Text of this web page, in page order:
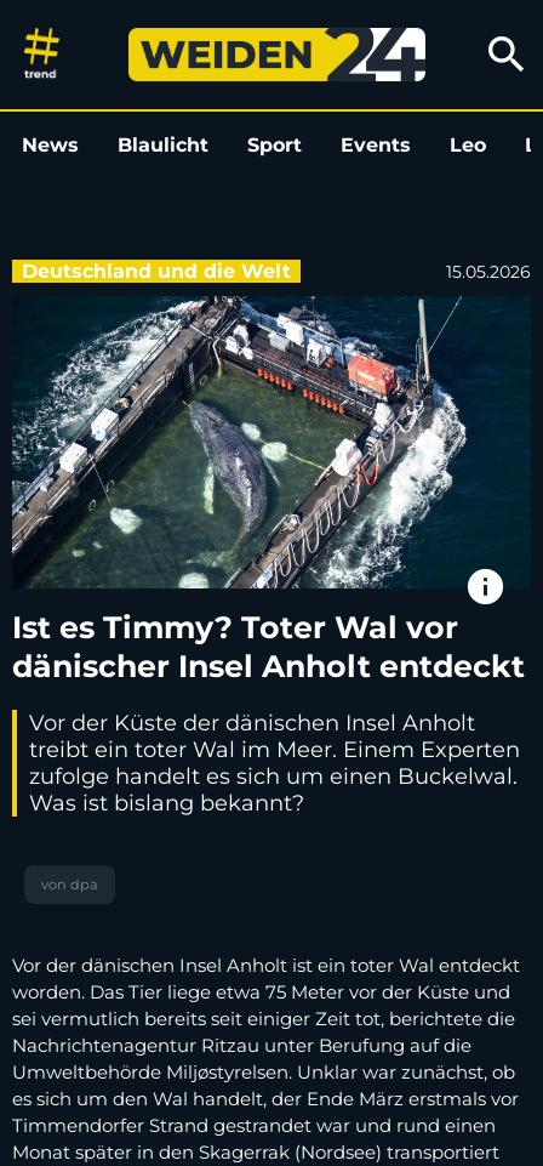
Ist es Timmy? Toter Wal vor
search
News Blaulicht Sport Events Leo
Deutschland und die Welt 15.05.2026
info
Ist es Timmy? Toter Wal vor
dänischer Insel Anholt entdeckt
Vor der Küste der dänischen Insel Anholt
treibt ein toter Wal im Meer. Einem Experten
zufolge handelt es sich um einen Buckelwal.
Was ist bislang bekannt?
von dpa
Vor der dänischen Insel Anholt ist ein toter Wal entdeckt
worden. Das Tier liege etwa 75 Meter vor der Küste und
sei vermutlich bereits seit einiger Zeit tot, berichtete die
Nachrichtenagentur Ritzau unter Berufung auf die
Umweltbehörde Miljøstyrelsen. Unklar war zunächst, ob
es sich um den Wal handelt, der Ende März erstmals vor
Timmendorfer Strand gestrandet war und rund einen
Monat später in den Skagerrak (Nordsee) transportiert